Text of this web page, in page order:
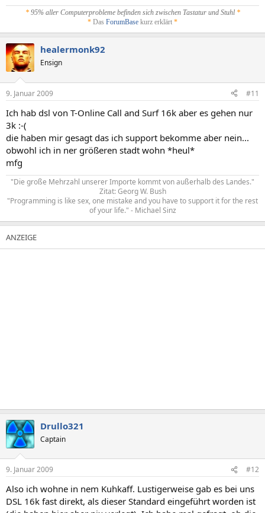
* 95% aller Computerprobleme befinden sich zwischen Tastatur und Stuhl *
* Das ForumBase kurz erklärt *
healermonk92
Ensign
9. Januar 2009 #11
Ich hab dsl von T-Online Call and Surf 16k aber es gehen nur
3k :-(
die haben mir gesagt das ich support bekomme aber nein...
obwohl ich in ner größeren stadt wohn *heul*
mfg
"Die große Mehrzahl unserer Importe kommt von außerhalb des Landes."
Zitat: Georg W. Bush
"Programming is like sex, one mistake and you have to support it for the rest
of your life." - Michael Sinz​
Drullo321
Captain
9. Januar 2009 #12
Also ich wohne in nem Kuhkaff. Lustigerweise gab es bei uns
DSL 16k fast direkt, als dieser Standard eingeführt worden ist